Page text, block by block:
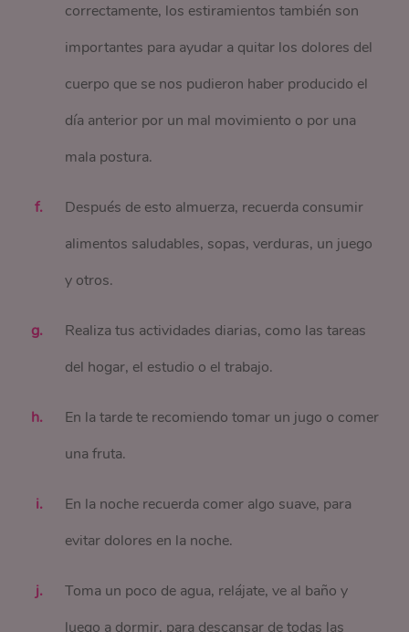
correctamente, los estiramientos también son
importantes para ayudar a quitar los dolores del
cuerpo que se nos pudieron haber producido el
día anterior por un mal movimiento o por una
mala postura.
Después de esto almuerza, recuerda consumir
alimentos saludables, sopas, verduras, un juego
y otros.
Realiza tus actividades diarias, como las tareas
del hogar, el estudio o el trabajo.
En la tarde te recomiendo tomar un jugo o comer
una fruta.
En la noche recuerda comer algo suave, para
evitar dolores en la noche.
Toma un poco de agua, relájate, ve al baño y
luego a dormir, para descansar de todas las